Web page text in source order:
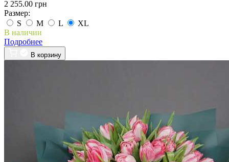
2 255.00 грн
Размер:
S
M L
XL
В наличии
Подробнее
В корзину